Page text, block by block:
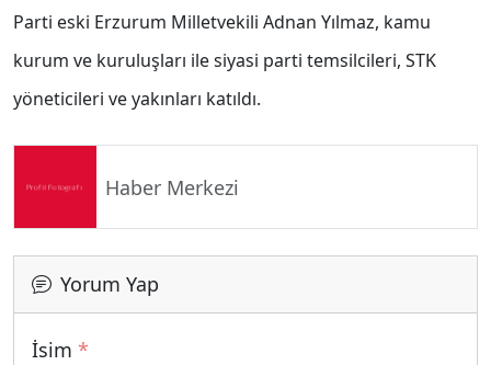
Parti eski Erzurum Milletvekili Adnan Yılmaz, kamu
kurum ve kuruluşları ile siyasi parti temsilcileri, STK
yöneticileri ve yakınları katıldı.
Haber Merkezi
Yorum Yap
İsim *